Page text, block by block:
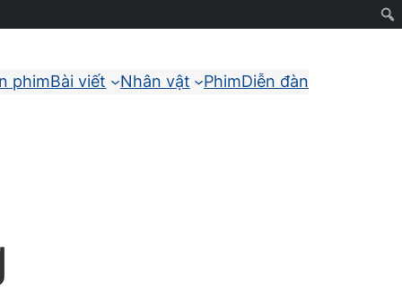
phimBài viết Nhân vật PhimDiễn đàn